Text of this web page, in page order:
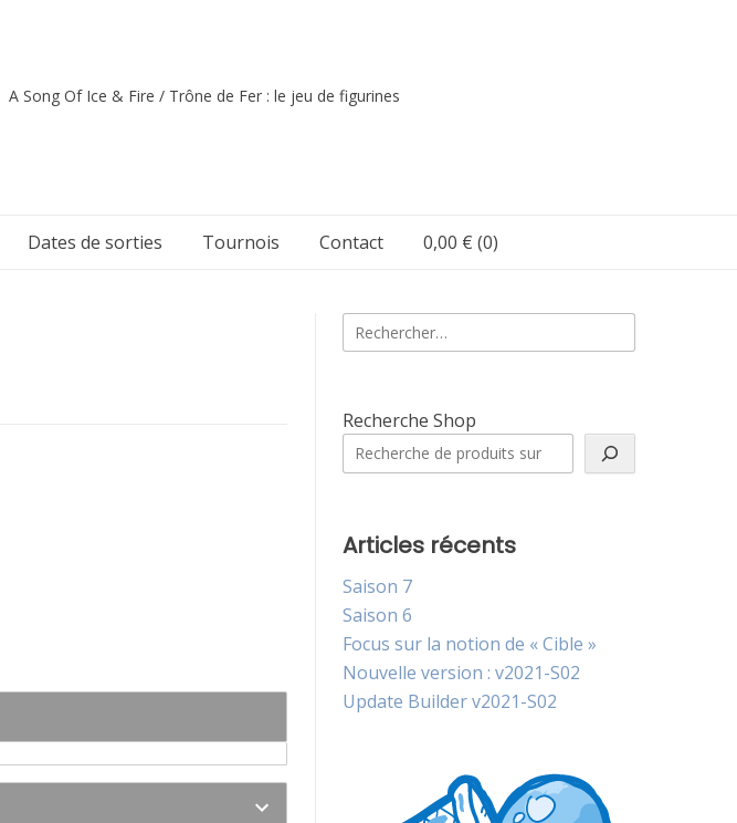
A Song Of Ice & Fire / Trône de Fer : le jeu de figurines
Dates de sorties Tournois Contact 0,00 € (0)
Rechercher :
Recherche Shop
Articles récents
Saison 7
Saison 6
Focus sur la notion de « Cible »
Nouvelle version : v2021-S02
Update Builder v2021-S02